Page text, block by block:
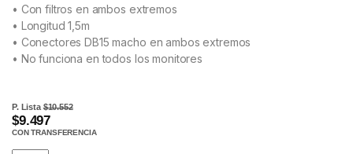
• Con filtros en ambos extremos
• Longitud 1,5m
• Conectores DB15 macho en ambos extremos
• No funciona en todos los monitores
P. Lista$10.552
$9.497
CON TRANSFERENCIA